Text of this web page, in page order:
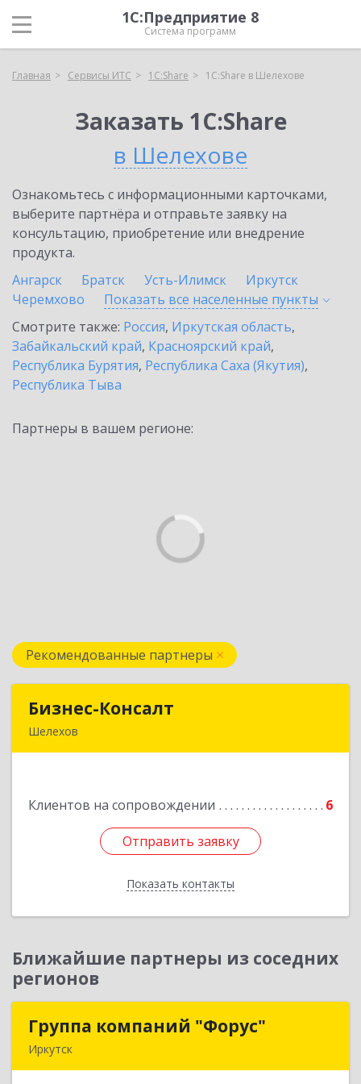
1С:Предприятие 8
Система программ
Главная Сервисы ИТС 1С:Share 1С:Share в Шелехове
Заказать 1С:Share
в Шелехове
Ознакомьтесь с информационными карточками,
выберите партнёра и отправьте заявку на
консультацию, приобретение или внедрение
продукта.
Ангарск
Братск Усть-Илимск
Иркутск
Черемхово
Показать все населенные пункты
Смотрите также: Россия, Иркутская область,
Забайкальский край, Красноярский край,
Республика Бурятия, Республика Саха (Якутия),
Республика Тыва
Партнеры в вашем регионе:
Рекомендованные партнеры
Бизнес-Консалт
Шелехов
Клиентов на сопровождении 6
Отправить заявку
Показать контакты
Подробнее
Отправить заявку
Назад
Ближайшие партнеры из соседних
регионов
Группа компаний "Форус"
Иркутск
Группа компаний "Форус"